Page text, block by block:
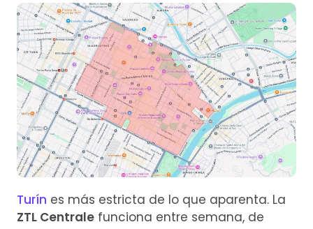
Turín es más estricta de lo que aparenta. La
ZTL Centrale funciona entre semana, de